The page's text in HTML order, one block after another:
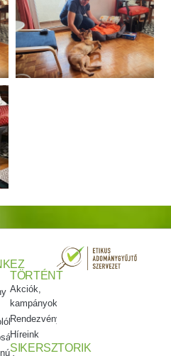
EZ
TÖRTÉNT
Akciók,
kampányok
Rendezvényeink
Híreink
SIKERSZTORIK